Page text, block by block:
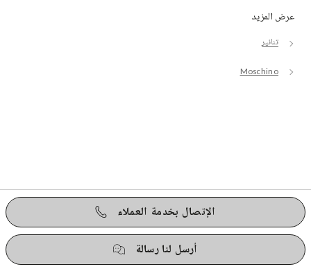
عرض المزيد
تنانير
Moschino
الإتصال بخدمة العملاء
أرسل لنا رسالة